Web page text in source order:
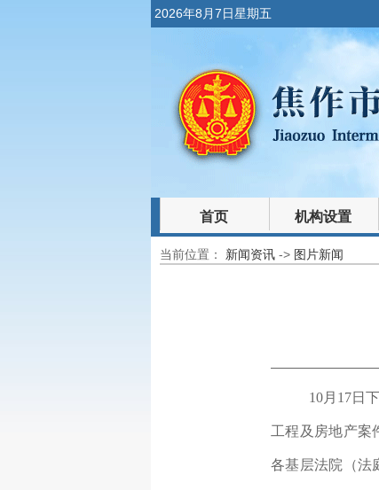
2026年8月7日星期五
首页 机构设置
裁判文书 法律文库
当前位置： 新闻资讯 -> 图片新闻
10月17日
工程及房地产案
各基层法院（法